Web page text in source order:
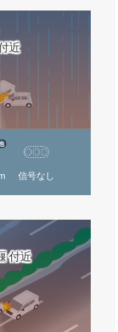
近
信号なし
付近